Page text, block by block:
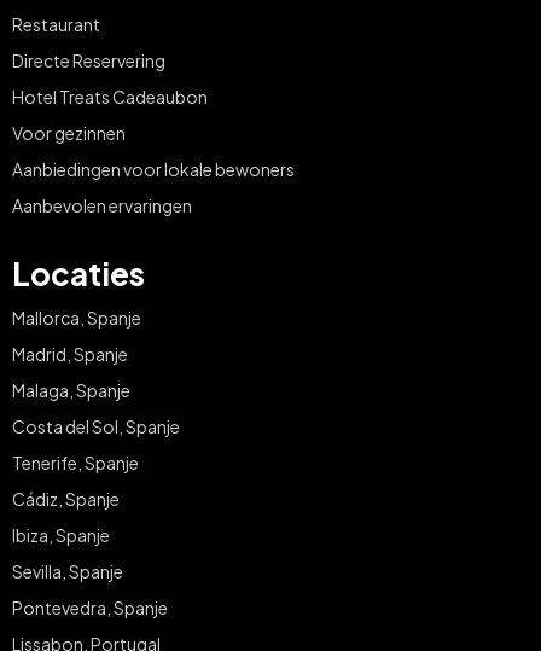
Restaurant
Directe Reservering
Hotel Treats Cadeaubon
Voor gezinnen
Aanbiedingen voor lokale bewoners
Aanbevolen ervaringen
Locaties
Mallorca, Spanje
Madrid, Spanje
Malaga, Spanje
Costa del Sol, Spanje
Tenerife, Spanje
Cádiz, Spanje
Ibiza, Spanje
Sevilla, Spanje
Pontevedra, Spanje
Lissabon, Portugal